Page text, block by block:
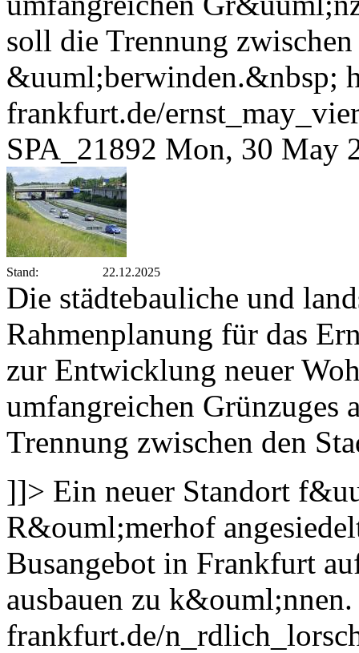
soll die Trennung
&uuml;berwinden.&nbsp;
frankfurt.de/
SPA_21892 Mon, 30 May
Stand: 22.12.2025
Die städtebauliche und
Rahmenplanung für das
zur Entwicklung neuer
umfangreichen Grünzuges
Trennung zwischen den
]]> Ein neuer Standort
R&ouml;merhof
Busangebot in Frankfurt
ausbauen zu k&ouml;nnen.
frankfurt.de/